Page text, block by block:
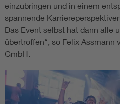
einzubringen und in einem
spannende
Das Event selbst hat dann alle
übertroffen“, so Felix Assmann
GmbH.